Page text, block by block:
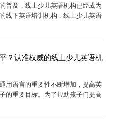
普及，线上少儿英语机构已经成为
线下英语培训机构，线上少儿英语
？认准权威的线上少儿英语机
用语言的重要性不断增加，提高英
的重要目标。为了帮助孩子们提高